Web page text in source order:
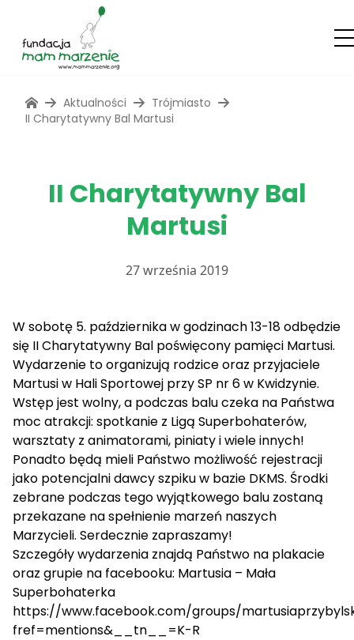
Aktualności
Trójmiasto
II Charytatywny Bal Martusi
II Charytatywny Bal
Martusi
27 września 2019
W sobotę 5. października w godzinach 13-18 odbędzie
się II Charytatywny Bal poświęcony pamięci Martusi.
Wydarzenie to organizują rodzice oraz przyjaciele
Martusi w Hali Sportowej przy SP nr 6 w Kwidzynie.
Wstęp jest wolny, a podczas balu czeka na Państwa
moc atrakcji: spotkanie z Ligą Superbohaterów,
warsztaty z animatorami, piniaty i wiele innych!
Ponadto będą mieli Państwo możliwość rejestracji
jako potencjalni dawcy szpiku w bazie DKMS. Środki
zebrane podczas tego wyjątkowego balu zostaną
przekazane na spełnienie marzeń naszych
Marzycieli. Serdecznie zapraszamy!
Szczegóły wydarzenia znajdą Państwo na plakacie
oraz grupie na facebooku: Martusia – Mała
Superbohaterka
https://www.facebook.com/groups/
fref=mentions&__tn__=K-R